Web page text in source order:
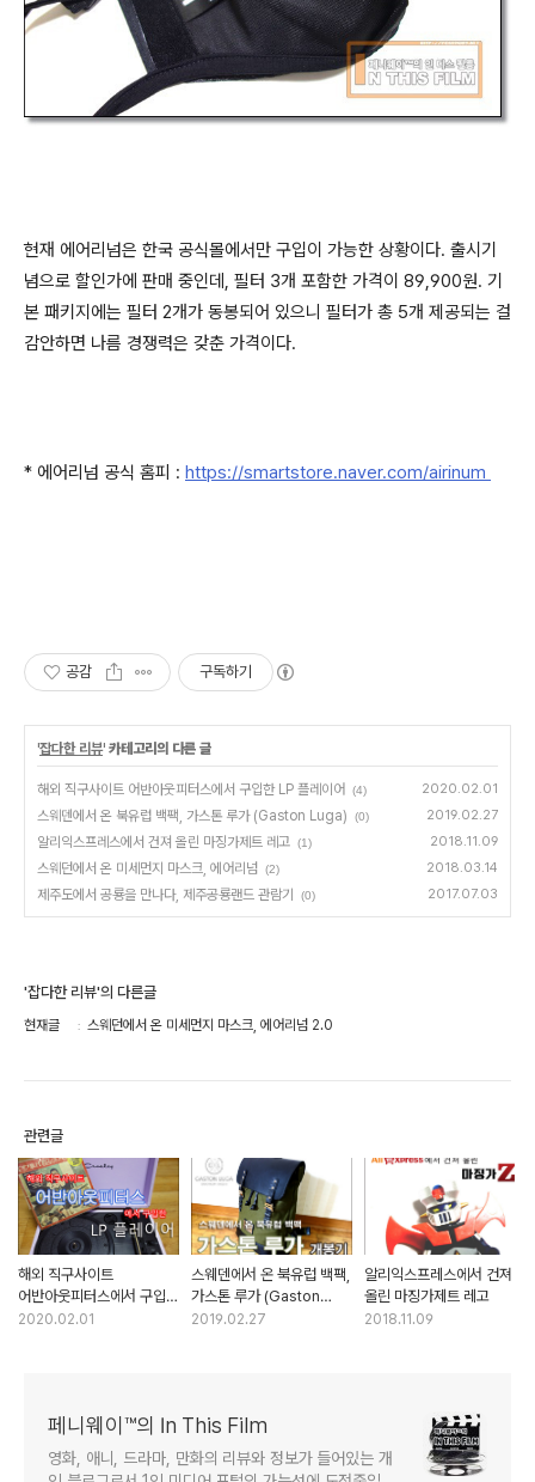
현재 에어리넘은 한국 공식몰에서만 구입이 가능한 상황이다. 출시기
념으로 할인가에 판매 중인데, 필터 3개 포함한 가격이 89,900원. 기
본 패키지에는 필터 2개가 동봉되어 있으니 필터가 총 5개 제공되는 걸
감안하면 나름 경쟁력은 갖춘 가격이다.
* 에어리넘 공식 홈피 : https://smartstore.naver.com/airinum
공감 구독하기
'잡다한 리뷰' 카테고리의 다른 글
해외 직구사이트 어반아웃피터스에서 구입한 LP 플레이어 (4) 2020.02.01
스웨덴에서 온 북유럽 백팩, 가스톤 루가 (Gaston Luga) (0) 2019.02.27
알리익스프레스에서 건져 올린 마징가제트 레고 (1) 2018.11.09
스웨던에서 온 미세먼지 마스크, 에어리넘 (2) 2018.03.14
제주도에서 공룡을 만나다, 제주공룡랜드 관람기 (0) 2017.07.03
'잡다한 리뷰'의 다른글
현재글 스웨던에서 온 미세먼지 마스크, 에어리넘 2.0
관련글
해외 직구사이트
어반아웃피터스에서 구입한
LP 플레이어
2020.02.01
스웨덴에서 온 북유럽 백팩,
가스톤 루가 (Gaston
Luga)
2019.02.27
알리익스프레스에서 건져
올린 마징가제트 레고
2018.11.09
페니웨이™의 In This Film
영화, 애니, 드라마, 만화의 리뷰와 정보가 들어있는 개